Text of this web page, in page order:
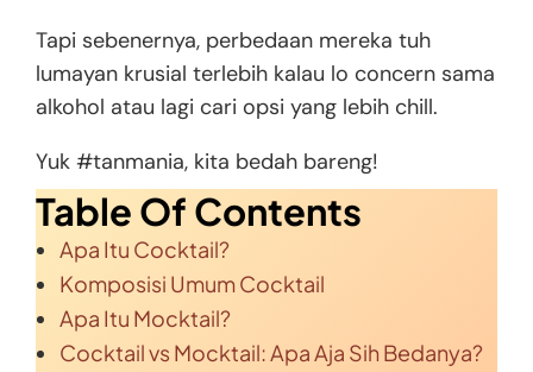
Tapi sebenernya, perbedaan mereka tuh
lumayan krusial terlebih kalau lo concern sama
alkohol atau lagi cari opsi yang lebih chill.
Yuk #tanmania, kita bedah bareng!
Table Of Contents
Apa Itu Cocktail?
Komposisi Umum Cocktail
Apa Itu Mocktail?
Cocktail vs Mocktail: Apa Aja Sih Bedanya?